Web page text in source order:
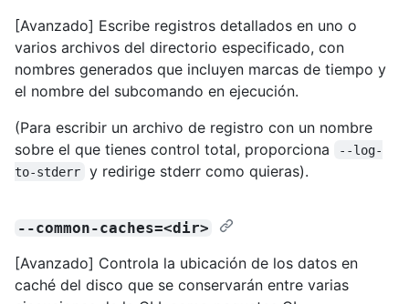
[Avanzado] Escribe registros detallados en uno o
varios archivos del directorio especificado, con
nombres generados que incluyen marcas de tiempo y
el nombre del subcomando en ejecución.
(Para escribir un archivo de registro con un nombre
sobre el que tienes control total, proporciona
--log-
to-stderr
y redirige stderr como quieras).
--common-caches=<dir>
[Avanzado] Controla la ubicación de los datos en
caché del disco que se conservarán entre varias